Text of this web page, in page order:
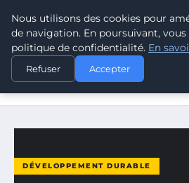
CLIMATE
ACCUEIL
DÉVELOPPEMENT DURABLE
ÉCONOMIE D’EAU : ASTUCES
DÉVELOPPEMENT DURABLE
Nous utilisons des cookies pour
de navigation. En poursuivant,
politique de confidentialité. En
Refuser Accepter